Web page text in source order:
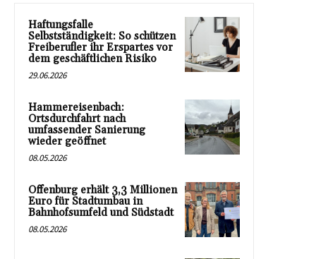
Haftungsfalle
Selbstständigkeit: So schützen
Freiberufler ihr Erspartes vor
dem geschäftlichen Risiko
29.06.2026
Hammereisenbach:
Ortsdurchfahrt nach
umfassender Sanierung
wieder geöffnet
08.05.2026
Offenburg erhält 3,3 Millionen
Euro für Stadtumbau in
Bahnhofsumfeld und Südstadt
08.05.2026